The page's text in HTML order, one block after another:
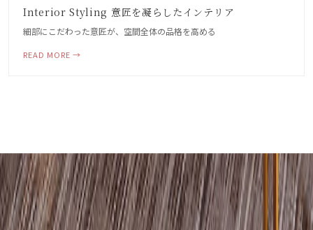
Interior Styling 意匠を凝らしたインテリア
細部にこだわった意匠が、空間全体の品格を高める
READ MORE →